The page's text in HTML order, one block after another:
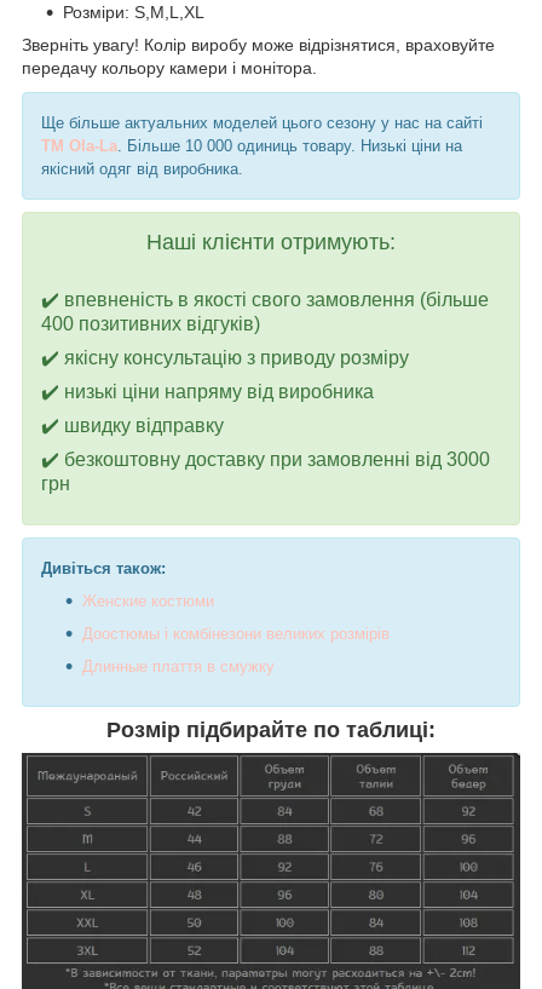
Розміри: S,M,L,XL
Зверніть увагу! Колір виробу може відрізнятися, враховуйте
передачу кольору камери і монітора.
Ще більше актуальних моделей цього сезону у нас на сайті
TM Ola-La . Більше 10 000 одиниць товару. Низькі ціни на
якісний одяг від виробника.
Наші клієнти отримують:
✔️ впевненість в якості свого замовлення (більше
400 позитивних відгуків)
✔️ якісну консультацію з приводу розміру
✔️ низькі ціни напряму від виробника
✔️ швидку відправку
✔️ безкоштовну доставку при замовленні від 3000
грн
Дивіться також:
Женские костюми
Доостюмы і комбінезони великих розмірів
Длинные плаття в смужку
Розмір підбирайте по таблиці: